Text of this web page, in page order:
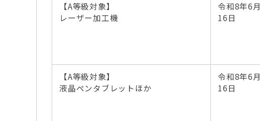
【A等級対象】
レーザー加工機
令和8年6月
16日
【A等級対象】
液晶ペンタブレットほか
令和8年6月
16日